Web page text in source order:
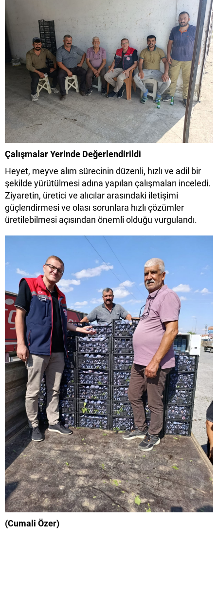
Çalışmalar Yerinde Değerlendirildi
Heyet, meyve alım sürecinin düzenli, hızlı ve adil bir
şekilde yürütülmesi adına yapılan çalışmaları inceledi.
Ziyaretin, üretici ve alıcılar arasındaki iletişimi
güçlendirmesi ve olası sorunlara hızlı çözümler
üretilebilmesi açısından önemli olduğu vurgulandı.
(Cumali Özer)